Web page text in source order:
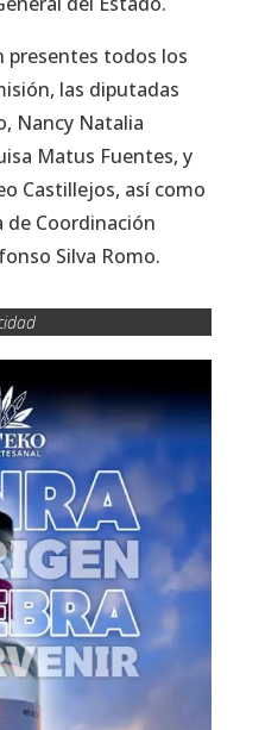
presentes todos los
las diputadas
Nancy Natalia
Matus Fuentes, y
Castillejos, así como
de Coordinación
Silva Romo.